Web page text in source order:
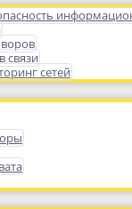
связи
сетей